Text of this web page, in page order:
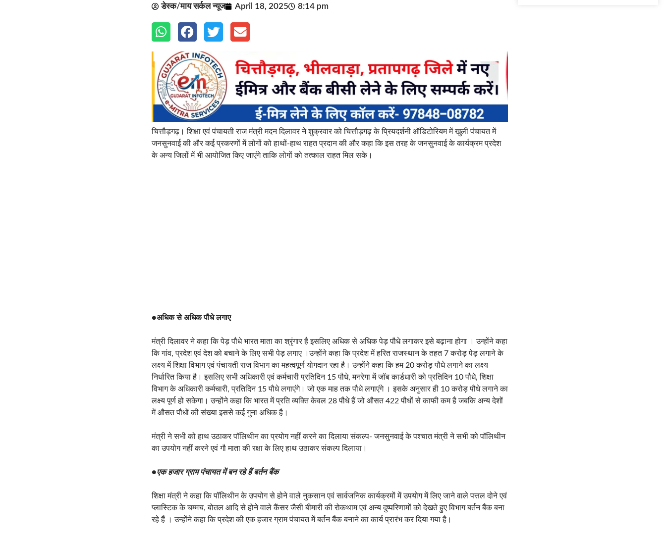
डेस्क/माय सर्कल न्यूज April 18, 2025 8:14 pm
चित्तौड़गढ़। शिक्षा एवं पंचायती राज मंत्री मदन दिलावर ने शुक्रवार को चित्तौड़गढ़ के प्रियदर्शनी ऑडिटोरियम में खुली पंचायत में
जनसुनवाई की और कई प्रकरणों में लोगों को हाथों-हाथ राहत प्रदान की और कहा कि इस तरह के जनसुनवाई के कार्यक्रम प्रदेश
के अन्य जिलों में भी आयोजित किए जाएंगे ताकि लोगों को तत्काल राहत मिल सके।
●अधिक से अधिक पौधे लगाए
मंत्री दिलावर ने कहा कि पेड़ पौधे भारत माता का श्रृंगार है इसलिए अधिक से अधिक पेड़ पौधे लगाकर इसे बढ़ाना होगा । उन्होंने कहा
कि गांव, प्रदेश एवं देश को बचाने के लिए सभी पेड़ लगाए ।उन्होंने कहा कि प्रदेश में हरित राजस्थान के तहत 7 करोड़ पेड़ लगाने के
लक्ष्य में शिक्षा विभाग एवं पंचायती राज विभाग का महत्वपूर्ण योगदान रहा है। उन्होंने कहा कि हम 20 करोड़ पौधे लगाने का लक्ष्य
निर्धारित किया है। इसलिए सभी अधिकारी एवं कर्मचारी प्रतिदिन 15 पौधे, मनरेगा में जॉब कार्डधारी को प्रतिदिन 10 पौधे, शिक्षा
विभाग के अधिकारी कर्मचारी, प्रतिदिन 15 पौधे लगाएंगे। जो एक माह तक पौधे लगाएंगे । इसके अनुसार ही 10 करोड़ पौधे लगाने का
लक्ष्य पूर्ण हो सकेगा। उन्होंने कहा कि भारत में प्रति व्यक्ति केवल 28 पौधे हैं जो औसत 422 पौधों से काफी कम है जबकि अन्य देशों
में औसत पौधों की संख्या इससे कई गुना अधिक है।
मंत्री ने सभी को हाथ उठाकर पॉलिथीन का प्रयोग नहीं करने का दिलाया संकल्प- जनसुनवाई के पश्चात मंत्री ने सभी को पॉलिथीन
का उपयोग नहीं करने एवं गौ माता की रक्षा के लिए हाथ उठाकर संकल्प दिलाया।
●एक हजार ग्राम पंचायत में बन रहे हैं बर्तन बैंक
शिक्षा मंत्री ने कहा कि पॉलिथीन के उपयोग से होने वाले नुकसान एवं सार्वजनिक कार्यक्रमों में उपयोग में लिए जाने वाले पत्तल दोने एवं
प्लास्टिक के चम्मच, बोतल आदि से होने वाले कैंसर जैसी बीमारी की रोकथाम एवं अन्य दुष्परिणामों को देखते हुए विभाग बर्तन बैंक बना
रहे हैं । उन्होंने कहा कि प्रदेश की एक हजार ग्राम पंचायत में बर्तन बैंक बनाने का कार्य प्रारंभ कर दिया गया है।